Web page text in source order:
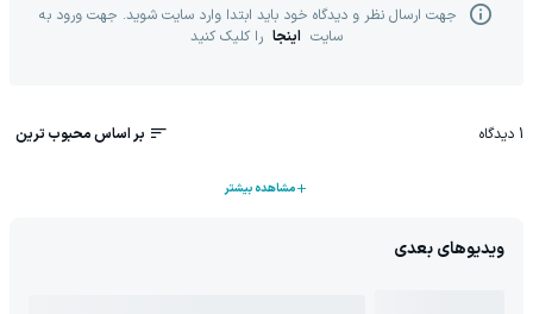
جهت ارسال نظر و دیدگاه خود باید ابتدا وارد سایت شوید. جهت ورود به
سایت اینجا را کلیک کنید
1 دیدگاه بر اساس محبوب ترین
مشاهده بیشتر
ویدیوهای بعدی